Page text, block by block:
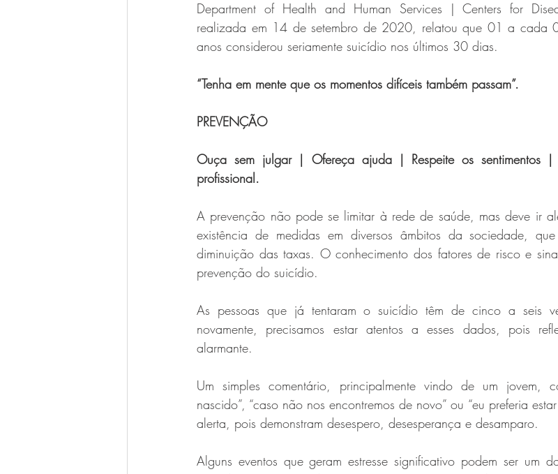
Department of Health and Human Services | Centers for
realizada em 14 de setembro de 2020, relatou que 01 a cada
anos considerou seriamente suicídio nos últimos 30 dias.
“Tenha em mente que os momentos difíceis também passam”.
PREVENÇÃO
Ouça sem julgar | Ofereça ajuda | Respeite os sentimentos
profissional.
A prevenção não pode se limitar à rede de saúde, mas deve ir
existência de medidas em diversos âmbitos da sociedade,
diminuição das taxas. O conhecimento dos fatores de risco e
prevenção do suicídio.
As pessoas que já tentaram o suicídio têm de cinco a seis
novamente, precisamos estar atentos a esses dados, pois
alarmante.
Um simples comentário, principalmente vindo de um jovem,
nascido”, “caso não nos encontremos de novo” ou “eu preferia
alerta, pois demonstram desespero, desesperança e desamparo.
Alguns eventos que geram estresse significativo podem ser um